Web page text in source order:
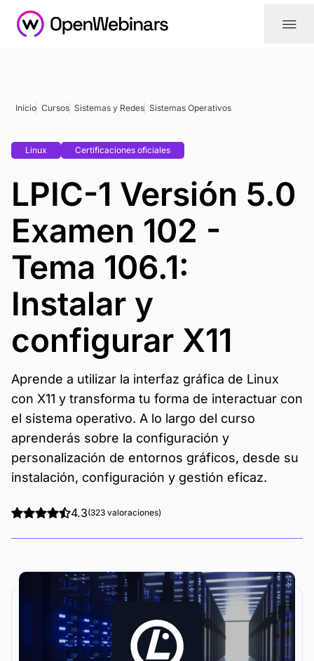
|||
Inicio Cursos Sistemas y Redes Sistemas Operativos
Linux Certificaciones oficiales
LPIC-1 Versión 5.0
Examen 102 -
Tema 106.1:
Instalar y
configurar X11
Aprende a utilizar la interfaz gráfica de Linux
con X11 y transforma tu forma de interactuar con
el sistema operativo. A lo largo del curso
aprenderás sobre la configuración y
personalización de entornos gráficos, desde su
instalación, configuración y gestión eficaz.
4.3(323 valoraciones)